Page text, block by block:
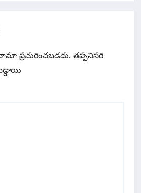
ప్రచురించబడదు. తప్పనిసరి